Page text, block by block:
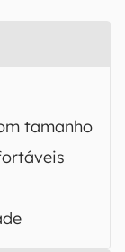
tamanho